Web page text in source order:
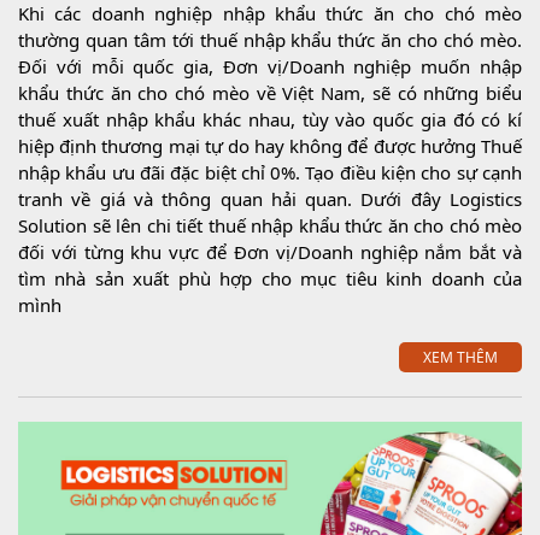
Khi các doanh nghiệp nhập khẩu thức ăn cho chó mèo
thường quan tâm tới thuế nhập khẩu thức ăn cho chó mèo.
Đối với mỗi quốc gia, Đơn vị/Doanh nghiệp muốn nhập
khẩu thức ăn cho chó mèo về Việt Nam, sẽ có những biểu
thuế xuất nhập khẩu khác nhau, tùy vào quốc gia đó có kí
hiệp định thương mại tự do hay không để được hưởng Thuế
nhập khẩu ưu đãi đặc biệt chỉ 0%. Tạo điều kiện cho sự cạnh
tranh về giá và thông quan hải quan. Dưới đây Logistics
Solution sẽ lên chi tiết thuế nhập khẩu thức ăn cho chó mèo
đối với từng khu vực để Đơn vị/Doanh nghiệp nắm bắt và
tìm nhà sản xuất phù hợp cho mục tiêu kinh doanh của
mình
XEM THÊM